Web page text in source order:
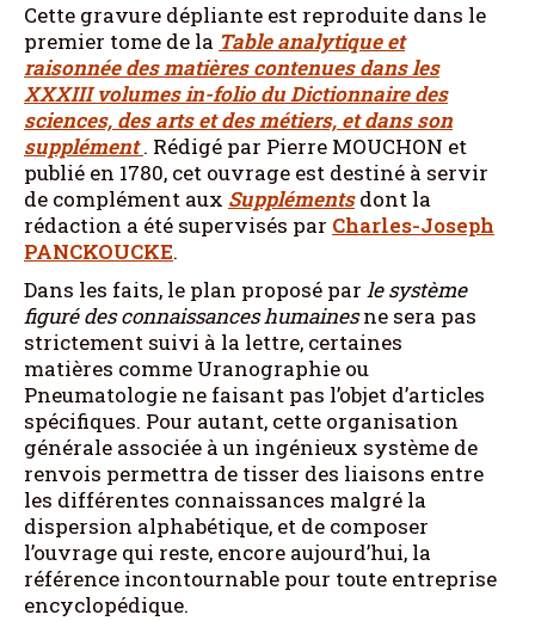
Cette gravure dépliante est reproduite dans le
premier tome de la Table analytique et
raisonnée des matières contenues dans les
XXXIII volumes in-folio du Dictionnaire des
sciences, des arts et des métiers, et dans son
supplément. Rédigé par Pierre MOUCHON et
publié en 1780, cet ouvrage est destiné à servir
de complément aux Supplémentsdont la
rédaction a été supervisés par Charles-Joseph
PANCKOUCKE.
Dans les faits, le plan proposé par le système
figuré des connaissances humainesne sera pas
strictement suivi à la lettre, certaines
matières comme Uranographie ou
Pneumatologie ne faisant pas l’objet d’articles
spécifiques. Pour autant, cette organisation
générale associée à un ingénieux système de
renvois permettra de tisser des liaisons entre
les différentes connaissances malgré la
dispersion alphabétique, et de composer
l’ouvrage qui reste, encore aujourd’hui, la
référence incontournable pour toute entreprise
encyclopédique.